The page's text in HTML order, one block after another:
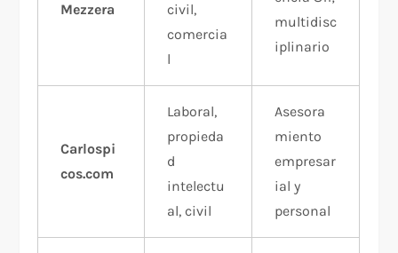
Mezzera
civil,
comercia
l
multidisc
iplinario​
Carlospi
cos.com
Laboral,
propieda
d
intelectu
al, civil
Asesora
miento
empresar
ial y
personal​